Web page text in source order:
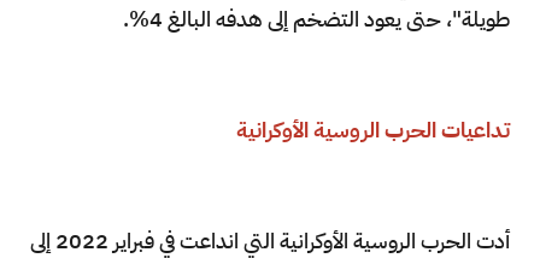
طويلة"، حتى يعود التضخم إلى هدفه البالغ 4%.
تداعيات الحرب الروسية الأوكرانية
أدت الحرب الروسية الأوكرانية التي انداعت في فبراير 2022 إلى